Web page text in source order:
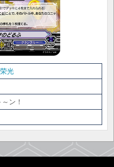
光
ン！